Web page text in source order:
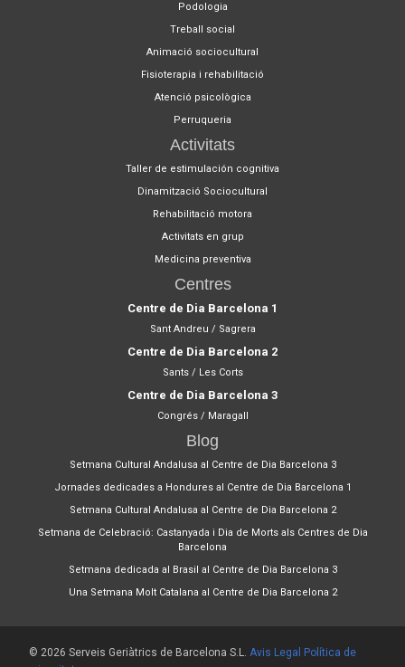
Podologia
Treball social
Animació sociocultural
Fisioterapia i rehabilitació
Atenció psicològica
Perruqueria
Activitats
Taller de estimulación cognitiva
Dinamització Sociocultural
Rehabilitació motora
Activitats en grup
Medicina preventiva
Centres
Centre de Dia Barcelona 1
Sant Andreu / Sagrera
Centre de Dia Barcelona 2
Sants / Les Corts
Centre de Dia Barcelona 3
Congrés / Maragall
Blog
Setmana Cultural Andalusa al Centre de Dia Barcelona 3
Jornades dedicades a Hondures al Centre de Dia Barcelona 1
Setmana Cultural Andalusa al Centre de Dia Barcelona 2
Setmana de Celebració: Castanyada i Dia de Morts als Centres de Dia
Barcelona
Setmana dedicada al Brasil al Centre de Dia Barcelona 3
Una Setmana Molt Catalana al Centre de Dia Barcelona 2
© 2026 Serveis Geriàtrics de Barcelona S.L. Avis Legal
Política de